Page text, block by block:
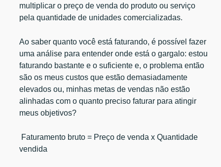
multiplicar o preço de venda do produto ou serviço
pela quantidade de unidades comercializadas.
Ao saber quanto você está faturando, é possível fazer
uma análise para entender onde está o gargalo: estou
faturando bastante e o suficiente e, o problema então
são os meus custos que estão demasiadamente
elevados ou, minhas metas de vendas não estão
alinhadas com o quanto preciso faturar para atingir
meus objetivos?
Faturamento bruto = Preço de venda x Quantidade
vendida